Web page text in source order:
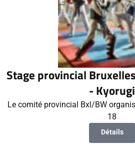
Stage provincial
- Kyorugi
Le comité provincial Bxl/BW
18
Détails